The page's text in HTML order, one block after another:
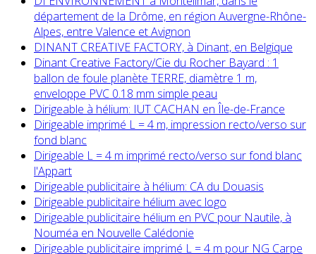
département de la Drôme, en région Auvergne-Rhône-
Alpes, entre Valence et Avignon
DINANT CREATIVE FACTORY, à Dinant, en Belgique
Dinant Creative Factory/Cie du Rocher Bayard : 1
ballon de foule planète TERRE, diamètre 1 m,
enveloppe PVC 0.18 mm simple peau
Dirigeable à hélium: IUT CACHAN en Île-de-France
Dirigeable imprimé L = 4 m, impression recto/verso sur
fond blanc
Dirigeable L = 4 m imprimé recto/verso sur fond blanc
l'Appart
Dirigeable publicitaire à hélium: CA du Douasis
Dirigeable publicitaire hélium avec logo
Dirigeable publicitaire hélium en PVC pour Nautile, à
Nouméa en Nouvelle Calédonie
Dirigeable publicitaire imprimé L = 4 m pour NG Carpe